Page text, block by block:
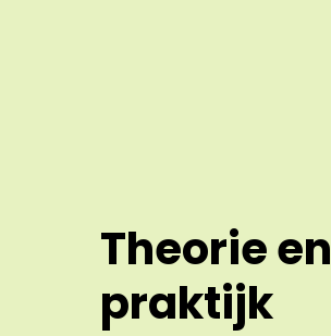
Theorie en
praktijk